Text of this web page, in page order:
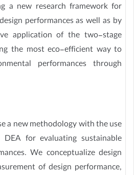
a new research framework for
performances as well as by
application of the two-stage
the most eco-efficient way to
performances through
a new methodology with the use
for evaluating sustainable
We conceptualize design
of design performance,